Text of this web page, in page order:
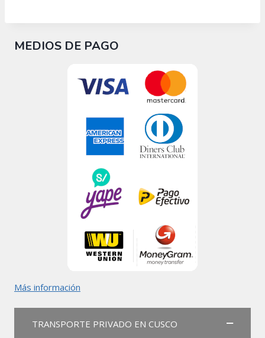
MEDIOS DE PAGO
Más información
TRANSPORTE PRIVADO EN CUSCO